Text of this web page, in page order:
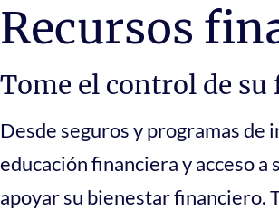
Recursos
Tome el control de
Desde seguros y programas de
educación financiera y acceso
apoyar su bienestar financiero.